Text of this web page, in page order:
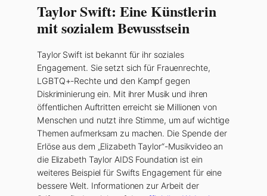
Taylor Swift: Eine Künstlerin
mit sozialem Bewusstsein
Taylor Swift ist bekannt für ihr soziales
Engagement. Sie setzt sich für Frauenrechte,
LGBTQ+-Rechte und den Kampf gegen
Diskriminierung ein. Mit ihrer Musik und ihren
öffentlichen Auftritten erreicht sie Millionen von
Menschen und nutzt ihre Stimme, um auf wichtige
Themen aufmerksam zu machen. Die Spende der
Erlöse aus dem „Elizabeth Taylor“-Musikvideo an
die Elizabeth Taylor AIDS Foundation ist ein
weiteres Beispiel für Swifts Engagement für eine
bessere Welt. Informationen zur Arbeit der